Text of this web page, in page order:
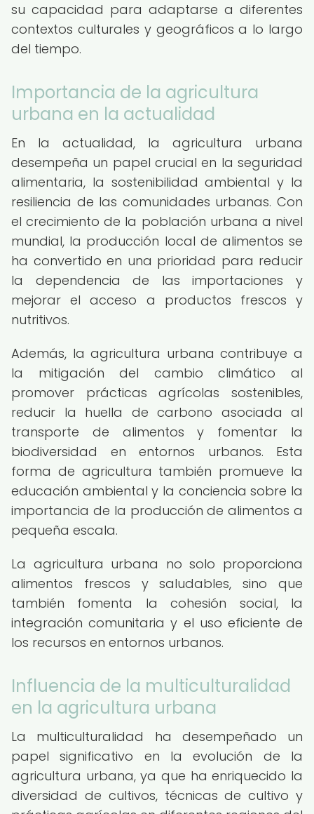
su capacidad para adaptarse a diferentes
contextos culturales y geográficos a lo largo
del tiempo.
Importancia de la agricultura
urbana en la actualidad
En la actualidad, la agricultura urbana
desempeña un papel crucial en la seguridad
alimentaria, la sostenibilidad ambiental y la
resiliencia de las comunidades urbanas. Con
el crecimiento de la población urbana a nivel
mundial, la producción local de alimentos se
ha convertido en una prioridad para reducir
la dependencia de las importaciones y
mejorar el acceso a productos frescos y
nutritivos.
Además, la agricultura urbana contribuye a
la mitigación del cambio climático al
promover prácticas agrícolas sostenibles,
reducir la huella de carbono asociada al
transporte de alimentos y fomentar la
biodiversidad en entornos urbanos. Esta
forma de agricultura también promueve la
educación ambiental y la conciencia sobre la
importancia de la producción de alimentos a
pequeña escala.
La agricultura urbana no solo proporciona
alimentos frescos y saludables, sino que
también fomenta la cohesión social, la
integración comunitaria y el uso eficiente de
los recursos en entornos urbanos.
Influencia de la multiculturalidad
en la agricultura urbana
La multiculturalidad ha desempeñado un
papel significativo en la evolución de la
agricultura urbana, ya que ha enriquecido la
diversidad de cultivos, técnicas de cultivo y